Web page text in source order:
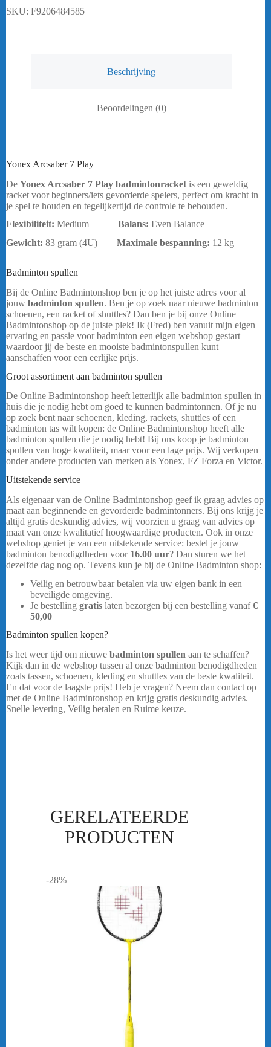
SKU: F9206484585
Beschrijving
Beoordelingen (0)
Yonex Arcsaber 7 Play
De Yonex Arcsaber 7 Play badmintonracket is een geweldig
racket voor beginners/iets gevorderde spelers, perfect om kracht in
je spel te houden en tegelijkertijd de controle te behouden.
Flexibiliteit: Medium Balans: Even Balance
Gewicht: 83 gram (4U) Maximale bespanning: 12 kg
Badminton spullen
Bij de Online Badmintonshop ben je op het juiste adres voor al
jouw badminton spullen. Ben je op zoek naar nieuwe badminton
schoenen, een racket of shuttles? Dan ben je bij onze Online
Badmintonshop op de juiste plek! Ik (Fred) ben vanuit mijn eigen
ervaring en passie voor badminton een eigen webshop gestart
waardoor jij de beste en mooiste badmintonspullen kunt
aanschaffen voor een eerlijke prijs.
Groot assortiment aan badminton spullen
De Online Badmintonshop heeft letterlijk alle badminton spullen in
huis die je nodig hebt om goed te kunnen badmintonnen. Of je nu
op zoek bent naar schoenen, kleding, rackets, shuttles of een
badminton tas wilt kopen: de Online Badmintonshop heeft alle
badminton spullen die je nodig hebt! Bij ons koop je badminton
spullen van hoge kwaliteit, maar voor een lage prijs. Wij verkopen
onder andere producten van merken als Yonex, FZ Forza en Victor.
Uitstekende service
Als eigenaar van de Online Badmintonshop geef ik graag advies op
maat aan beginnende en gevorderde badmintonners. Bij ons krijg je
altijd gratis deskundig advies, wij voorzien u graag van advies op
maat van onze kwalitatief hoogwaardige producten. Ook in onze
webshop geniet je van een uitstekende service: bestel je jouw
badminton benodigdheden voor 16.00 uur? Dan sturen we het
dezelfde dag nog op. Tevens kun je bij de Online Badminton shop:
Veilig en betrouwbaar betalen via uw eigen bank in een
beveiligde omgeving.
Je bestelling gratis laten bezorgen bij een bestelling vanaf€
50,00
Badminton spullen kopen?
Is het weer tijd om nieuwe badminton spullen aan te schaffen?
Kijk dan in de webshop tussen al onze badminton benodigdheden
zoals tassen, schoenen, kleding en shuttles van de beste kwaliteit.
En dat voor de laagste prijs! Heb je vragen? Neem dan contact op
met de Online Badmintonshop en krijg gratis deskundig advies.
Snelle levering, Veilig betalen en Ruime keuze.
GERELATEERDE
PRODUCTEN
-28%